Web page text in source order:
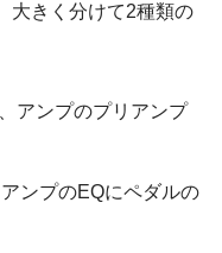
大きく分けて2種類の
アンプのプリアンプ
ンプのEQにペダルの